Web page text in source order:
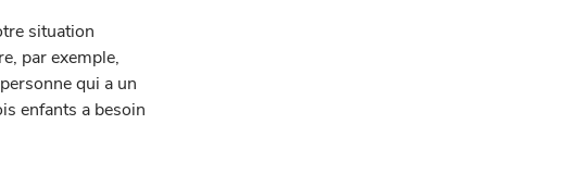
situation
par exemple,
qui a un
enfants a besoin